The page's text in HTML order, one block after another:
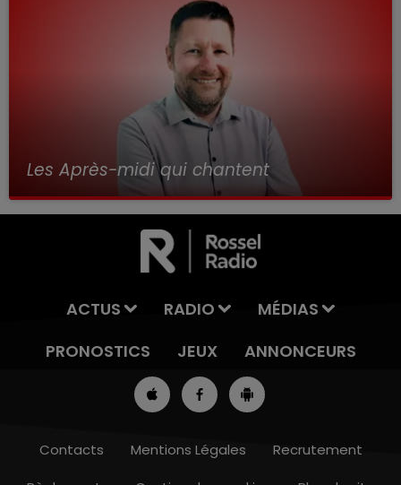
Les Après-midi qui chantent
avec Alex
ACTUS RADIO
MÉDIAS
PRONOSTICS
JEUX ANNONCEURS
Contacts Mentions Légales
Recrutement